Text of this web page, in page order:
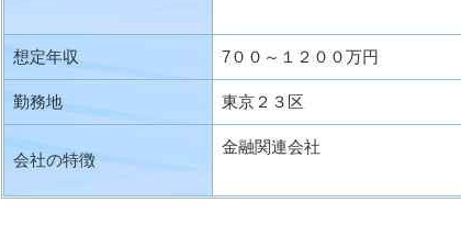
想定年収 7００～１２００万円
勤務地 東京２３区
会社の特徴
金融関連会社